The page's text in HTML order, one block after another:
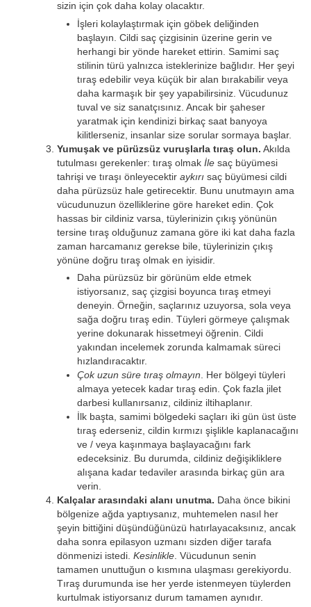
sizin için çok daha kolay olacaktır.
İşleri kolaylaştırmak için göbek deliğinden
başlayın. Cildi saç çizgisinin üzerine gerin ve
herhangi bir yönde hareket ettirin. Samimi saç
stilinin türü yalnızca isteklerinize bağlıdır. Her şeyi
tıraş edebilir veya küçük bir alan bırakabilir veya
daha karmaşık bir şey yapabilirsiniz. Vücudunuz
tuval ve siz sanatçısınız. Ancak bir şaheser
yaratmak için kendinizi birkaç saat banyoya
kilitlerseniz, insanlar size sorular sormaya başlar.
Yumuşak ve pürüzsüz vuruşlarla tıraş olun. Akılda
tutulması gerekenler: tıraş olmakİle saç büyümesi
tahrişi ve tıraşı önleyecektiraykırı saç büyümesi cildi
daha pürüzsüz hale getirecektir. Bunu unutmayın ama
vücudunuzun özelliklerine göre hareket edin. Çok
hassas bir cildiniz varsa, tüylerinizin çıkış yönünün
tersine tıraş olduğunuz zamana göre iki kat daha fazla
zaman harcamanız gerekse bile, tüylerinizin çıkış
yönüne doğru tıraş olmak en iyisidir.
Daha pürüzsüz bir görünüm elde etmek
istiyorsanız, saç çizgisi boyunca tıraş etmeyi
deneyin. Örneğin, saçlarınız uzuyorsa, sola veya
sağa doğru tıraş edin. Tüyleri görmeye çalışmak
yerine dokunarak hissetmeyi öğrenin. Cildi
yakından incelemek zorunda kalmamak süreci
hızlandıracaktır.
Çok uzun süre tıraş olmayın. Her bölgeyi tüyleri
almaya yetecek kadar tıraş edin. Çok fazla jilet
darbesi kullanırsanız, cildiniz iltihaplanır.
İlk başta, samimi bölgedeki saçları iki gün üst üste
tıraş ederseniz, cildin kırmızı şişlikle kaplanacağını
ve / veya kaşınmaya başlayacağını fark
edeceksiniz. Bu durumda, cildiniz değişikliklere
alışana kadar tedaviler arasında birkaç gün ara
verin.
Kalçalar arasındaki alanı unutma. Daha önce bikini
bölgenize ağda yaptıysanız, muhtemelen nasıl her
şeyin bittiğini düşündüğünüzü hatırlayacaksınız, ancak
daha sonra epilasyon uzmanı sizden diğer tarafa
dönmenizi istedi.Kesinlikle. Vücudunun senin
tamamen unuttuğun o kısmına ulaşması gerekiyordu.
Tıraş durumunda ise her yerde istenmeyen tüylerden
kurtulmak istiyorsanız durum tamamen aynıdır.